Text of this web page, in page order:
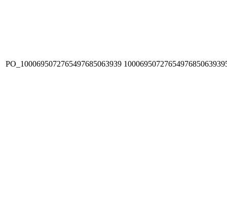
PO_1000695072765497685063939